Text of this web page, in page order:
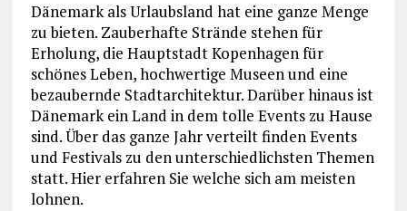
Dänemark als Urlaubsland hat eine ganze Menge
zu bieten. Zauberhafte Strände stehen für
Erholung, die Hauptstadt Kopenhagen für
schönes Leben, hochwertige Museen und eine
bezaubernde Stadtarchitektur. Darüber hinaus ist
Dänemark ein Land in dem tolle Events zu Hause
sind. Über das ganze Jahr verteilt finden Events
und Festivals zu den unterschiedlichsten Themen
statt. Hier erfahren Sie welche sich am meisten
lohnen.